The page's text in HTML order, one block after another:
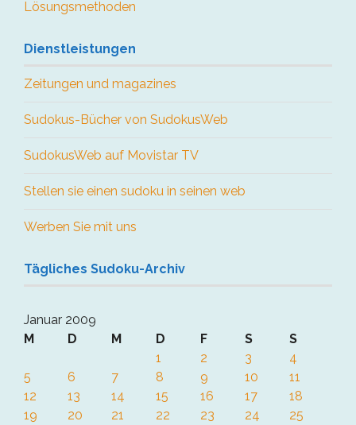
Lösungsmethoden
Dienstleistungen
Zeitungen und magazines
Sudokus-Bücher von SudokusWeb
SudokusWeb auf Movistar TV
Stellen sie einen sudoku in seinen web
Werben Sie mit uns
Tägliches Sudoku-Archiv
Januar 2009
M
D M D F S
S
1
2 3
4
5
6 7 8 9 10
11
12
13 14 15 16 17
18
19
20 21 22 23 24
25